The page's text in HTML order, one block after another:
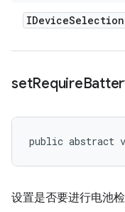
IDeviceSelection
setRequire
public abstract
设置是否要进行电池检